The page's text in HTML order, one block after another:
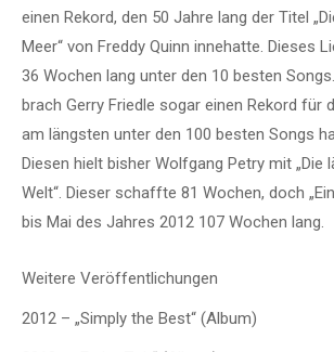
einen Rekord, den 50 Jahre lang der Titel
Meer“ von Freddy Quinn innehatte. Dieses
36 Wochen lang unter den 10 besten
brach Gerry Friedle sogar einen Rekord für
am längsten unter den 100 besten Songs
Diesen hielt bisher Wolfgang Petry mit „Die
Welt“. Dieser schaffte 81 Wochen, doch
bis Mai des Jahres 2012 107 Wochen lang.
Weitere Veröffentlichungen
2012 – „Simply the Best“ (Album)